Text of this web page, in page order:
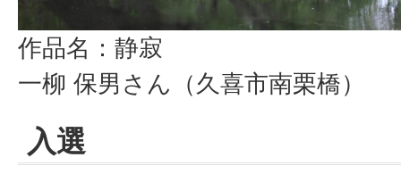
作品名：静寂
一柳 保男さん（久喜市南栗橋）
入選